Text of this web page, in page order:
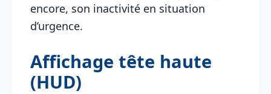
encore, son inactivité en situation
d’urgence.
Affichage tête haute
(HUD)